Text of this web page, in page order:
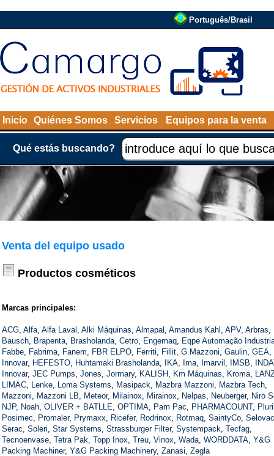
Português/Brasil
Inicio Quiénes Somos Servicios Equipos para la venta
Qué estás buscando?
Venta del equipo usado
Productos cosméticos
Marcas principales:
ACG, Alfa, Alfa Laval , Alki Máquinas, Almapal , Amandus Kahl , APV, Arbras,
Bausch, Brapenta, Brasholanda, Cetro, Engemaq, Eqpe Automação
Fabbe, Fabrima, Fanem, FBR ELPO, Ferriti, Fillit, G.Mazzoni, Gaulin, GEA,
Innovar, HEFESTO, Huhtamaki Brasholanda, IKA, Ima, Imarvil , IMSB,
Innovar, JEC Pumps, Jones, Jormary, KALISH, Km Máquinas, Kroma,
LIMAC, Lenke, Loma Systems, Masipack, Mazbra Mazzoni, Mazbra Tech,
Mazzoni, Mazzoni LB, Meteor, Milainox, Mirainox, Nelpas, Neuberger, Niro
NJP, Noah, OLIVER + BATLLE, OPTIMA, Pam Pac, PHARMACOUNT,
Posimec, Promaler, Prymaxx, Ricefer, Rodrinox, Rotmaq, SaintyCo, Selovac
Serac, Soleri, Star Systems, Strassburger Filter, Systempack, Tecfag,
Tecnoenvase, Tetra Pak, Topp Inox, Treu, Vinox, Wada, WORDDATA, Y&G
Packing Machiner, Y&G Packing Machinery, Zanasi, Zegla